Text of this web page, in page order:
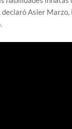
declaró Asier